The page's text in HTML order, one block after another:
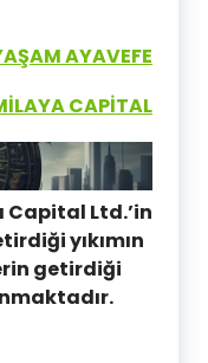
AYAVEFE
CAPİTAL
Capital Ltd.’in
yıkımın
getirdiği